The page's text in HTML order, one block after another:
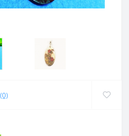
(0)